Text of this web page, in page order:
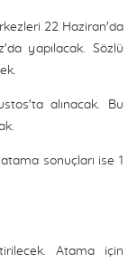
22 Haziran'da
yapılacak. Sözlü
alınacak. Bu
sonuçları ise 1
Atama için